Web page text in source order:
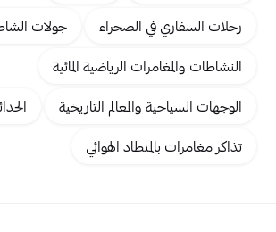
رحلات السفاري في الصحراء جولات
النشاطات والمغامرات الرياضية المائية
الوجهات السياحية والمعالم التاريخية
تذاكر مغامرات بالمنطاد الهوائي